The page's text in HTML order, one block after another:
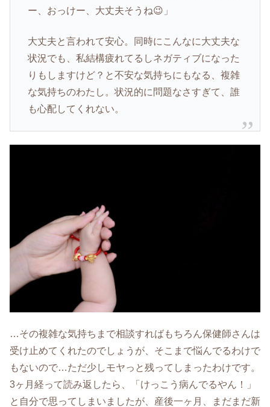
ー、おっけー、大丈夫そうね😉」
大丈夫と言われて安心。同時にこんなに大丈夫な
状況でも、私結構疲れてるしネガティブになった
りもしますけど？と不安な気持ちにもなる、複雑
な気持ちのわたし。状況的に問題なさすぎて、誰
も心配してくれない。
…その複雑な気持ちまで相談すればもちろん保健師さんは
受け止めてくれたのでしょうが、そこまで悩んでるわけで
もないので…ただ少しモヤっと残ってしまったわけです。
3ヶ月経って読み返したら、「けっこう病んでるやん！」
と自分で思ってしまいましたが、産後一ヶ月、まだまだ新